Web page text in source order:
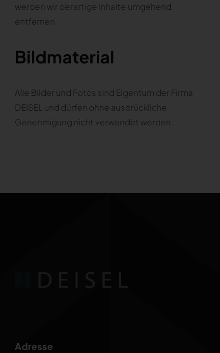
werden wir derartige Inhalte umgehend
entfernen.
Bildmaterial
Alle Bilder und Fotos sind Eigentum der Firma
DEISEL und dürfen ohne ausdrückliche
Genehmigung nicht verwendet werden.
Adresse